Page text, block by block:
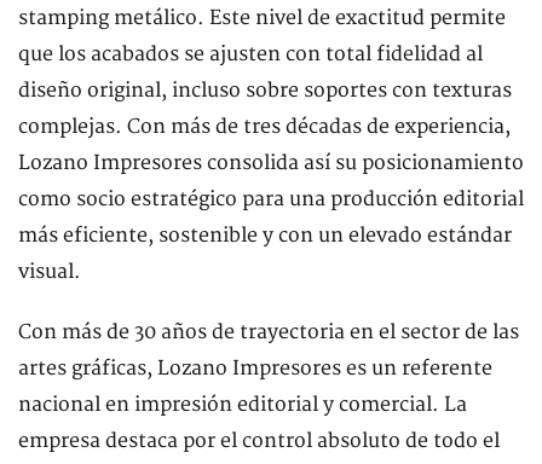
stamping metálico. Este nivel de exactitud permite
que los acabados se ajusten con total fidelidad al
diseño original, incluso sobre soportes con texturas
complejas. Con más de tres décadas de experiencia,
Lozano Impresores consolida así su posicionamiento
como socio estratégico para una producción editorial
más eficiente, sostenible y con un elevado estándar
visual.
Con más de 30 años de trayectoria en el sector de las
artes gráficas, Lozano Impresores es un referente
nacional en impresión editorial y comercial. La
empresa destaca por el control absoluto de todo el